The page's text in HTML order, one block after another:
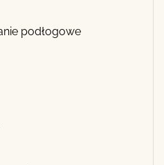
podłogowe